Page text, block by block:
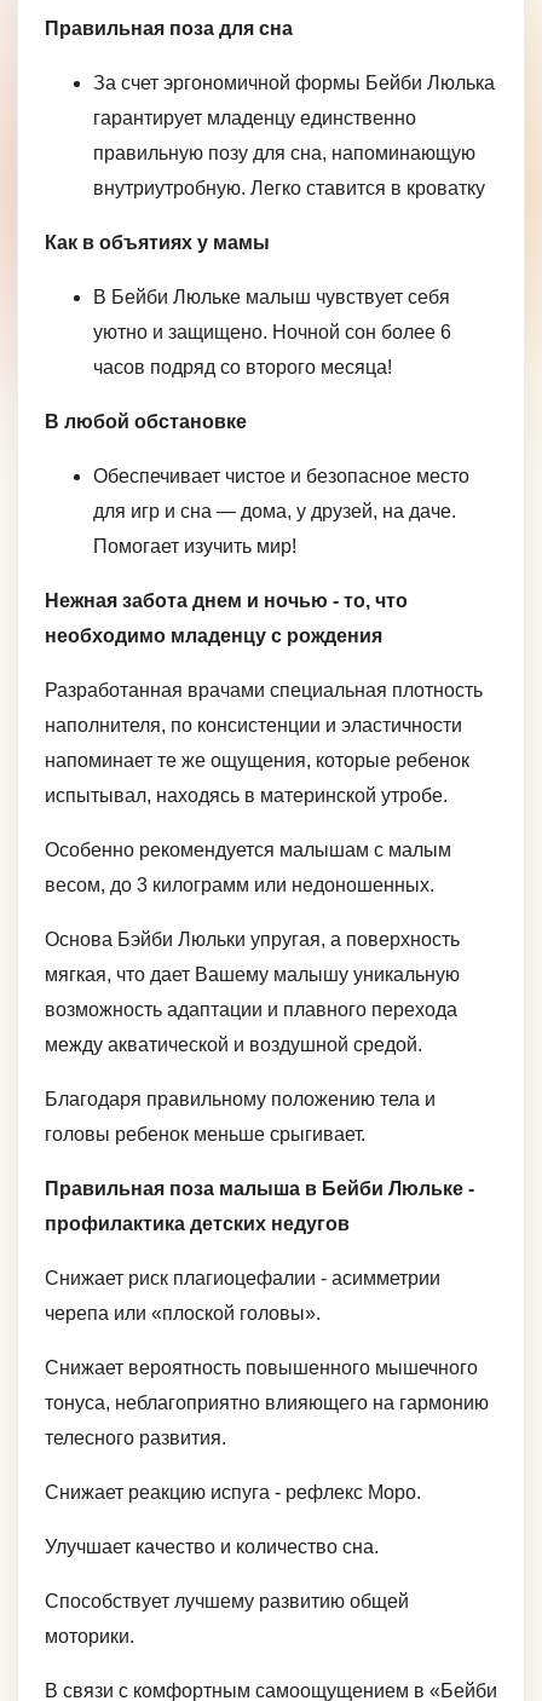
Правильная поза для сна
За счет эргономичной формы Бейби Люлька
гарантирует младенцу единственно
правильную позу для сна, напоминающую
внутриутробную. Легко ставится в кроватку
Как в объятиях у мамы
В Бейби Люльке малыш чувствует себя
уютно и защищено. Ночной сон более 6
часов подряд со второго месяца!
В любой обстановке
Обеспечивает чистое и безопасное место
для игр и сна — дома, у друзей, на даче.
Помогает изучить мир!
Нежная забота днем и ночью - то, что
необходимо младенцу с рождения
Разработанная врачами специальная плотность
наполнителя, по консистенции и эластичности
напоминает те же ощущения, которые ребенок
испытывал, находясь в материнской утробе.
Особенно рекомендуется малышам с малым
весом, до 3 килограмм или недоношенных.
Основа Бэйби Люльки упругая, а поверхность
мягкая, что дает Вашему малышу уникальную
возможность адаптации и плавного перехода
между акватической и воздушной средой.
Благодаря правильному положению тела и
головы ребенок меньше срыгивает.
Правильная поза малыша в Бейби Люльке -
профилактика детских недугов
Снижает риск плагиоцефалии - асимметрии
черепа или «плоской головы».
Снижает вероятность повышенного мышечного
тонуса, неблагоприятно влияющего на гармонию
телесного развития.
Снижает реакцию испуга - рефлекс Моро.
Улучшает качество и количество сна.
Способствует лучшему развитию общей
моторики.
В связи с комфортным самоощущением в «Бейби